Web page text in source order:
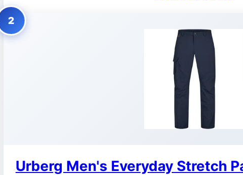
2
Urberg Men's Everyday Stretch